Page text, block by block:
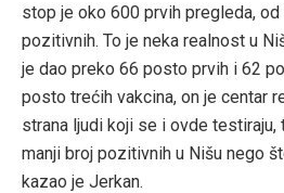
stop je oko 600 prvih pregleda,
pozitivnih. To je neka realnost u
je dao preko 66 posto prvih i 62
posto trećih vakcina, on je centar
strana ljudi koji se i ovde testiraju,
manji broj pozitivnih u Nišu nego
kazao je Jerkan.